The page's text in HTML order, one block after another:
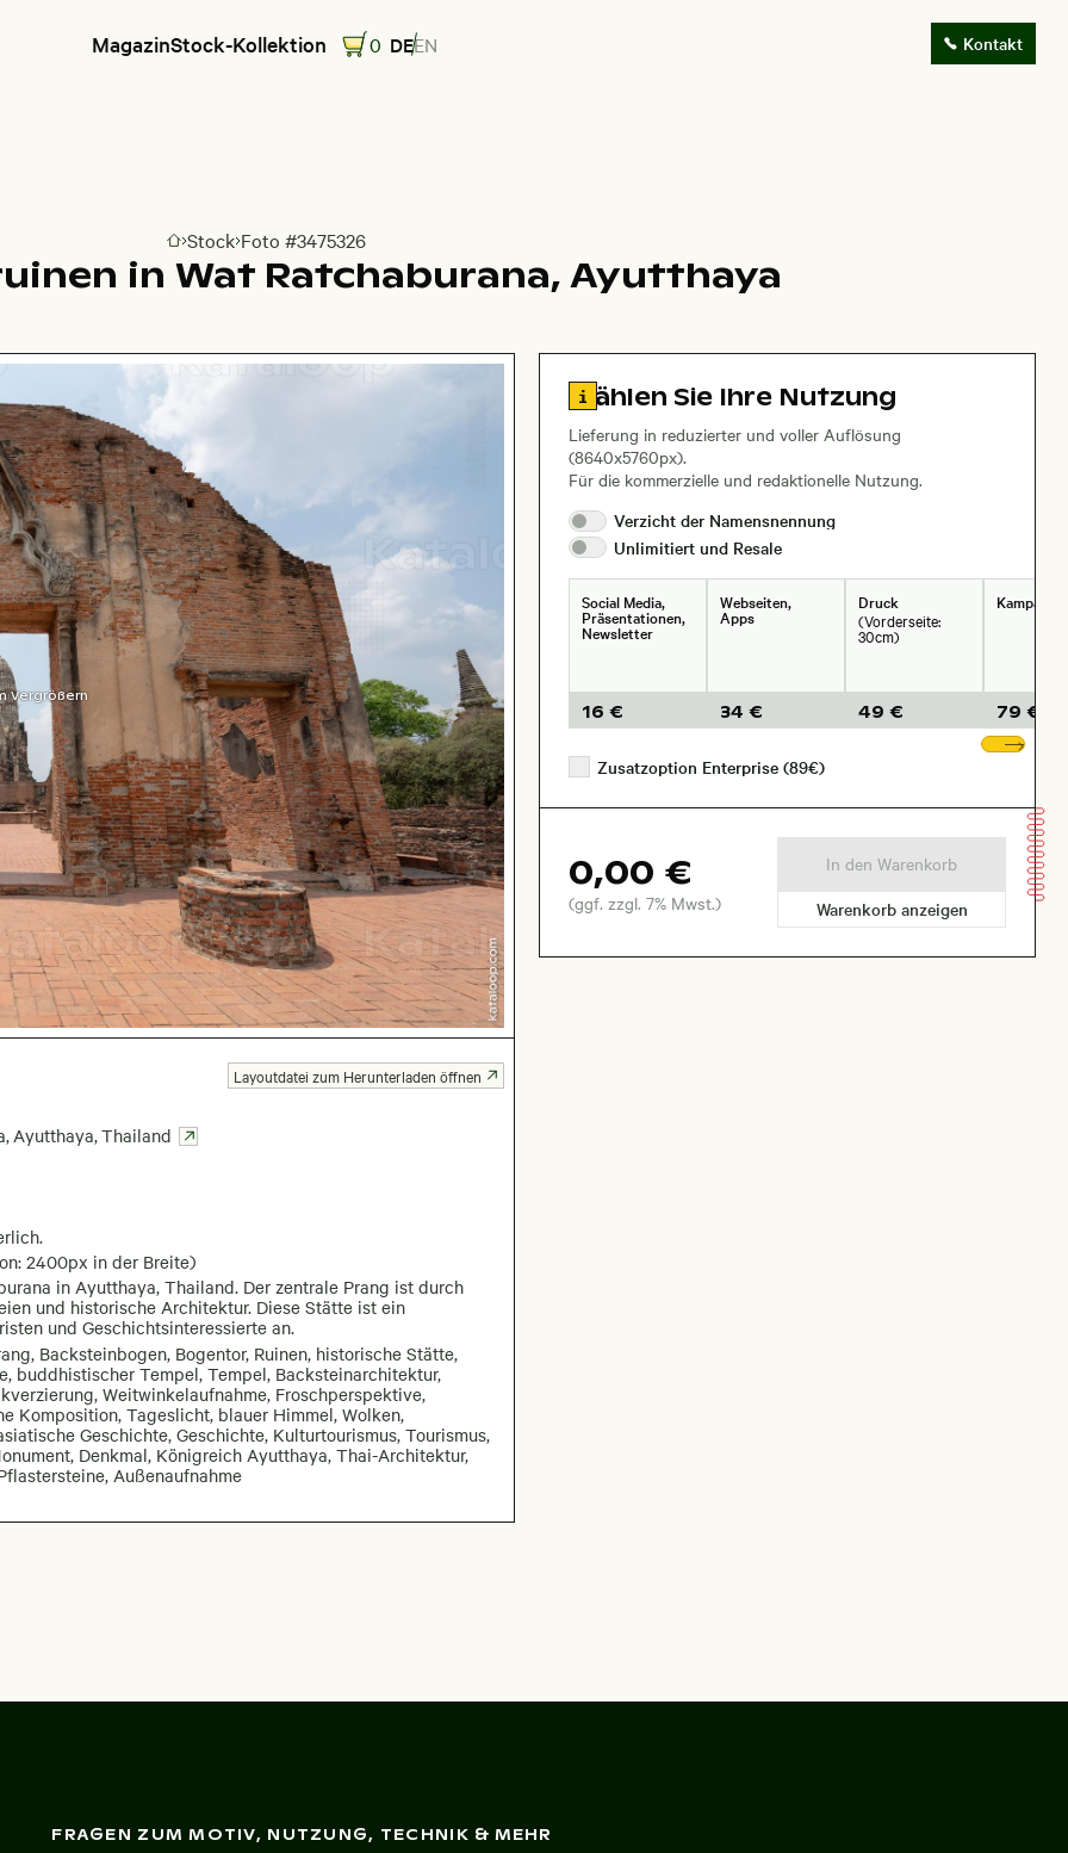
MagazinStock-Kollektion 0 DEEN Kontakt
Zur Homepage
Stock Foto #3475326
in Wat Ratchaburana, Ayutthaya
Vergrößern
,Ayutthaya,Thailand
2400px in der Breite)
in Ayutthaya, Thailand. Der zentrale Prang ist durch
und historische Architektur. Diese Stätte ist ein
und Geschichtsinteressierte an.
Backsteinbogen, Bogentor, Ruinen, historische Stätte,
buddhistischer Tempel, Tempel, Backsteinarchitektur,
Weitwinkelaufnahme, Froschperspektive,
Komposition, Tageslicht, blauer Himmel, Wolken,
Geschichte, Geschichte, Kulturtourismus, Tourismus,
Denkmal, Königreich Ayutthaya, Thai-Architektur,
Außenaufnahme
Layoutdatei zum Herunterladen öffnen
Zu den Lizenzinformationen springen
Wählen Sie Ihre Nutzung
Lieferung in reduzierter und voller Auflösung
(8640x5760px).
Für die kommerzielle und redaktionelle Nutzung.
Verzicht der Namensnennung
Unlimitiert und Resale
Social Media,
Präsentationen,
Newsletter
16 €
Webseiten,
Apps
34 €
Druck
(Vorderseite:
30cm)
49 €
79 €
Zusatzoption Enterprise (89€)
0,00 €
(ggf. zzgl. 7% Mwst.)
In den Warenkorb
Warenkorb anzeigen
FRAGEN ZUM MOTIV, NUTZUNG, TECHNIK & MEHR